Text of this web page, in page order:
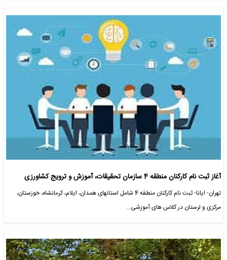
آغاز ثبت نام کارکنان منطقه 4 سازمان تحقیقات، آموزش و ترویج کشاورزی
تهران- ایانا- ثبت نام کارکنان منطقه 4 شامل استانهای همدان، ایلام، کرمانشاه، خوزستان،
مرکزی و لرستان در کلاس های آموزشی…